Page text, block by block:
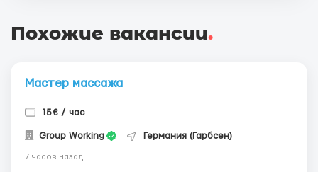
Похожие вакансии.
Мастер массажа
15€ / час
Group Working Германия (Гарбсен)
7 часов назад